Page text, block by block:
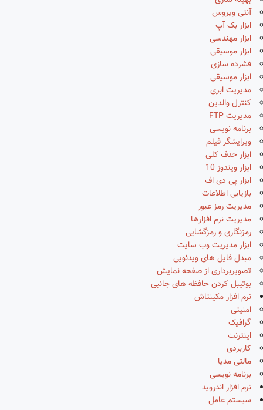
آنتی ویروس
ابزار بک آپ
ابزار مهندسی
ابزار موسیقی
فشرده سازی
ابزار موسیقی
مدیریت ابری
کنترل والدین
مدیریت FTP
برنامه نویسی
ویرایشگر فیلم
ابزار حذف کلی
ابزار ویندوز 10
ابزار پی دی اف
بازیابی اطلاعات
مدیریت رمز عبور
مدیریت نرم افزارها
رمزنگاری و رمزگشایی
ابزار مدیریت وب سایت
مبدل فایل های ویدئویی
تصویربرداری از صفحه نمایش
بوتیبل کردن حافظه های جانبی
نرم افزار مکینتاش
امنیتی
گرافیک
اینترنت
کاربردی
مالتی مدیا
برنامه نویسی
نرم افزار اندروید
سیستم عامل